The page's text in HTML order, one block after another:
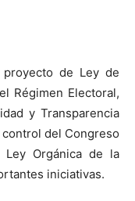
de Ley de
Régimen Electoral,
y Transparencia
del Congreso
Orgánica de la
iniciativas.